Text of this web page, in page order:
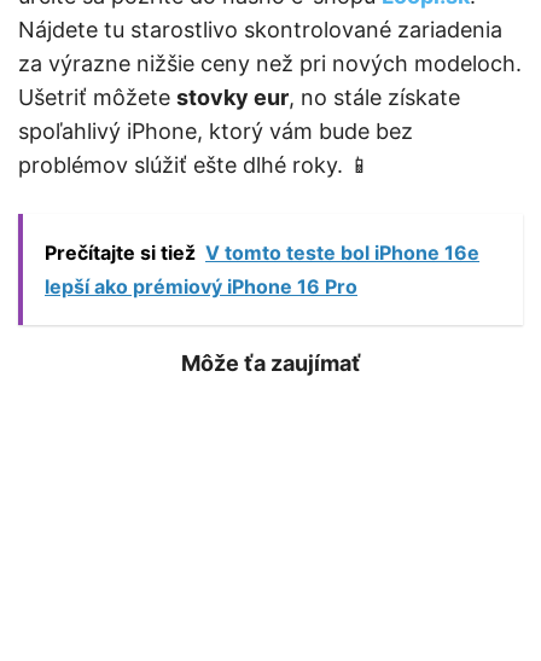
Nájdete tu starostlivo skontrolované zariadenia
za výrazne nižšie ceny než pri nových modeloch.
Ušetriť môžete stovky eur, no stále získate
spoľahlivý iPhone, ktorý vám bude bez
problémov slúžiť ešte dlhé roky. 📱
Prečítajte si tiež V tomto teste bol iPhone 16e
lepší ako prémiový iPhone 16 Pro
Môže ťa zaujímať